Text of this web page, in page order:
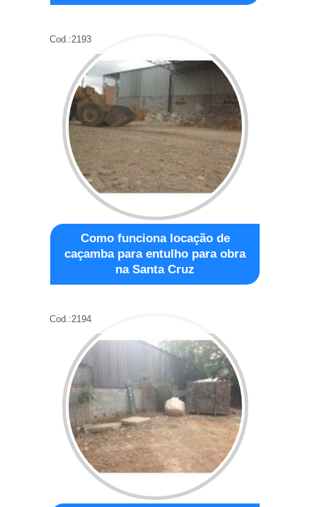
Cod.:2193
Como funciona locação de
caçamba para entulho para obra
na Santa Cruz
Cod.:2194